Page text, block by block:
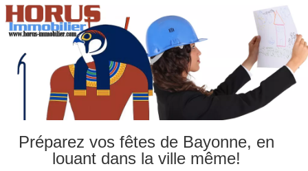
Préparez vos fêtes de Bayonne, en
louant dans la ville même!